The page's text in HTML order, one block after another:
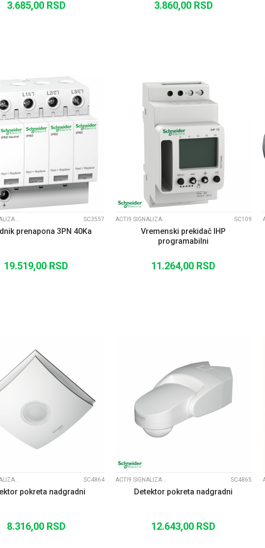
3.685,00 RSD 3.860,00 RSD
ACTI9 SIGNALIZACIJA SC3557
prenapona 3PN 40Ka
19.519,00 RSD
UPOREDI
ACTI9 SIGNALIZACIJA SC109
Vremenski prekidač IHP
programabilni
11.264,00 RSD
UPOREDI
ACTI9 SIGNALIZACIJA SC4864
pokreta nadgradni
8.316,00 RSD
UPOREDI
ACTI9 SIGNALIZACIJA SC4865
Detektor pokreta nadgradni
12.643,00 RSD